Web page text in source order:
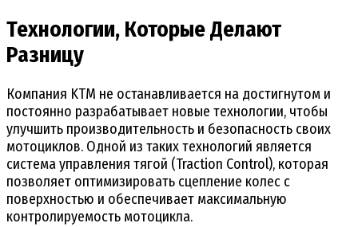
Технологии, Которые Делают
Разницу
Компания KTM не останавливается на достигнутом и
постоянно разрабатывает новые технологии, чтобы
улучшить производительность и безопасность своих
мотоциклов. Одной из таких технологий является
система управления тягой (Traction Control), которая
позволяет оптимизировать сцепление колес с
поверхностью и обеспечивает максимальную
контролируемость мотоцикла.